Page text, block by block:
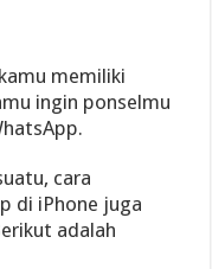
memiliki
ingin ponselmu
cara
di iPhone juga
adalah